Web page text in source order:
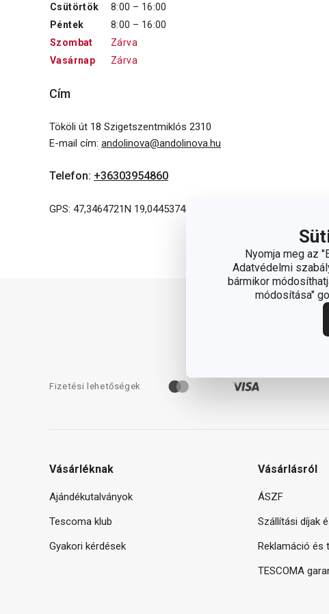
Nyomja meg az
Adatvédelmi
bármikor
módosítása"
Csütörtök
8:00 – 16:00
Péntek
8:00 – 16:00
Szombat
Zárva
Vasárnap
Zárva
Cím
Tököli út 18 Szigetszentmiklós 2310
E-mail cím: andolinova@andolinova.hu
Telefon: +36303954860
GPS: 47,3464721N 19,0445374E
Fizetési lehetőségek
Vásárléknak
Ajándékutalványok
Tescoma klub
Gyakori kérdések
Vásárlásról
ÁSZF
Szállítási díjak
Reklamáció és
TESCOMA